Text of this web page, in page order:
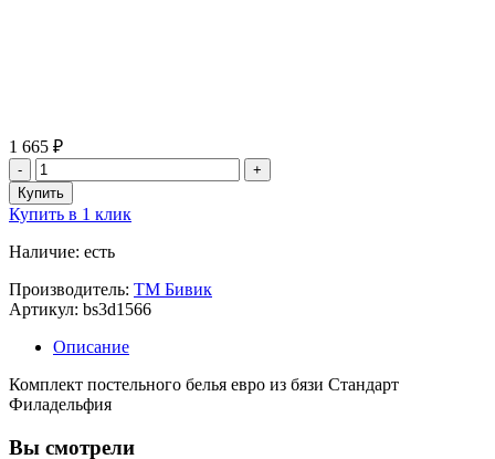
1 665 ₽
Купить в 1 клик
Наличие: есть
Производитель: ТМ Бивик
Артикул: bs3d1566
Описание
Комплект постельного белья евро из бязи Cтандарт
Филадельфия
Вы смотрели